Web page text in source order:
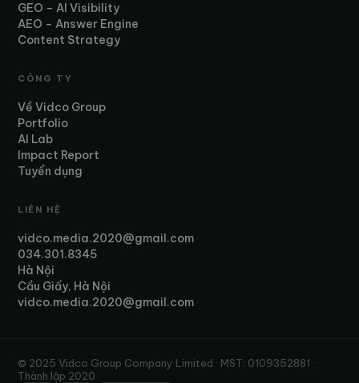
GEO – AI Visibility
AEO – Answer Engine
Content Strategy
CÔNG TY
Về Vidco Group
Portfolio
AI Lab
Impact Report
Tuyển dụng
LIÊN HỆ
vidco.media.2020@gmail.com
034.301.8345
Hà Nội
Cầu Giấy, Hà Nội
vidco.media.2020@gmail.com
© 2025 Vidco Group Company Limited · MST: 0109352881 ·
Thành lập 2020